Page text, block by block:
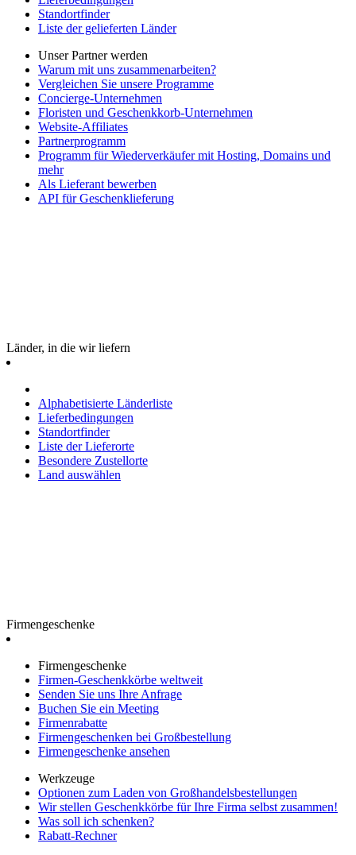
Standortfinder
Liste der gelieferten Länder
Unser Partner werden
Warum mit uns zusammenarbeiten?
Vergleichen Sie unsere Programme
Concierge-Unternehmen
Floristen und Geschenkkorb-Unternehmen
Website-Affiliates
Partnerprogramm
Programm für Wiederverkäufer mit Hosting, Domains und
mehr
Als Lieferant bewerben
API für Geschenklieferung
Länder, in die wir liefern
Alphabetisierte Länderliste
Lieferbedingungen
Standortfinder
Liste der Lieferorte
Besondere Zustellorte
Land auswählen
Firmengeschenke
Firmengeschenke
Firmen-Geschenkkörbe weltweit
Senden Sie uns Ihre Anfrage
Buchen Sie ein Meeting
Firmenrabatte
Firmengeschenken bei Großbestellung
Firmengeschenke ansehen
Werkzeuge
Optionen zum Laden von Großhandelsbestellungen
Wir stellen Geschenkkörbe für Ihre Firma selbst zusammen!
Was soll ich schenken?
Rabatt-Rechner